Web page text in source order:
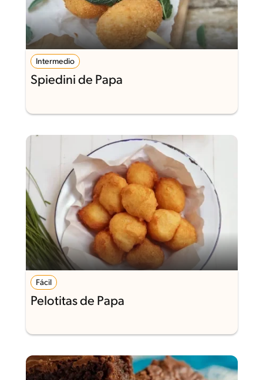
Intermedio
Spiedini de Papa
Fácil
Pelotitas de Papa